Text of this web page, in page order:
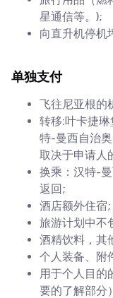
星通信等。);
向直升机停机
单独支付
飞往尼亚根的
转移:叶卡捷
特-曼西自治
取决于申请人
换乘：汉特-
返回;
酒店额外住宿;
旅游计划中不
酒精饮料，其
个人装备、附
用于个人目的
要的了解部分